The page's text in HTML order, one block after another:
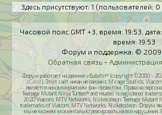
Здесь присутствуют: 1 (пользователей: 0
Часовой пояс GMT +3, время: 19:53 , дата:
время: 19:53
Форум и поддержка: ©
Обратная связь -
Форум работает на движке vBulletin® (copyright ©2000 -
zCarot). Этот сайт никак не связан с Mirage Studios,
является некоммерческим фан-проектом. Права на
Teenage Mutant Ninja Turtles® and related is registered
2020 Viacom, MTV Networks, Nickelodeon: Teenage Mutant
trademarks of Viacom, MTV Networks, Nickelodeon. Форум
мы не можем моментально реагировать на все